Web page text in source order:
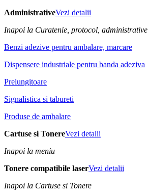
AdministrativeVezi detalii
Inapoi la Curatenie, protocol, administrative
Benzi adezive pentru ambalare, marcare
Dispensere industriale pentru banda adeziva
Prelungitoare
Signalistica si tabureti
Produse de ambalare
Cartuse si TonereVezi detalii
Inapoi la meniu
Tonere compatibile laserVezi detalii
Inapoi la Cartuse si Tonere